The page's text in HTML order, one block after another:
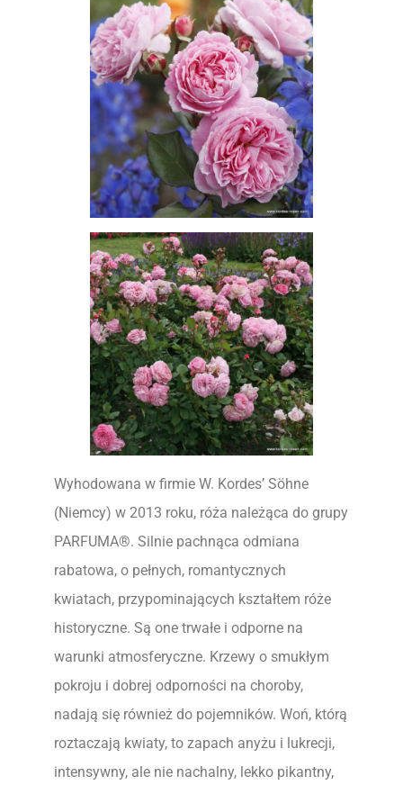
Wyhodowana w firmie W. Kor­des’ Söhne
(Niemcy) w 2013 roku, róża należąca do grupy
PARFUMA®. Silnie pachnąca odmiana
rabatowa, o pełnych, romantycznych
kwiatach, przypominających kształtem róże
historyczne. Są one trwałe i odporne na
warunki atmosferyczne. Krzewy o smukłym
pokroju i dobrej odporności na choroby,
nadają się również do pojemników. Woń, którą
roztaczają kwiaty, to zapach anyżu i lukrecji,
intensywny, ale nie nachalny, lekko pikantny,